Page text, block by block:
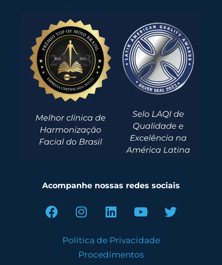
Acompanhe nossas redes sociais
Política de Privacidade
Procedimentos